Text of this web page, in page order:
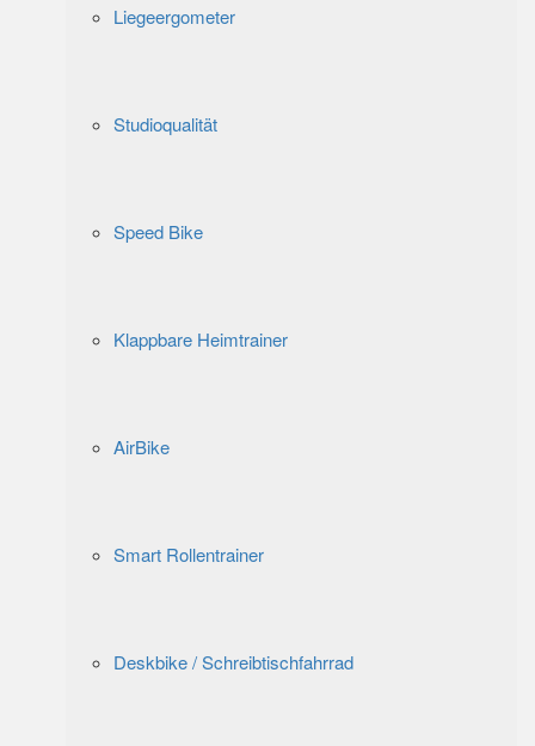
Liegeergometer
Studioqualität
Speed Bike
Klappbare Heimtrainer
AirBike
Smart Rollentrainer
Deskbike / Schreibtischfahrrad